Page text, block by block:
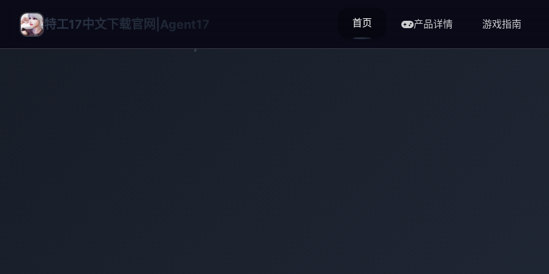
特工17中文下载官网|Agent17 首页 产品详情 游戏指南